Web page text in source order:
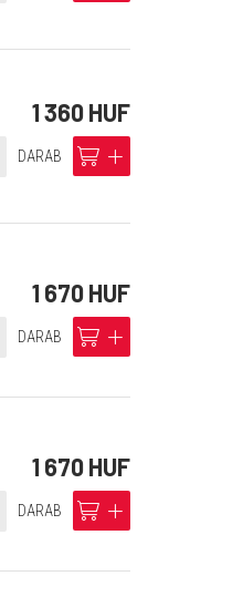
1 360 HUF
DARAB cart add
1 670 HUF
DARAB cart add
1 670 HUF
DARAB cart add